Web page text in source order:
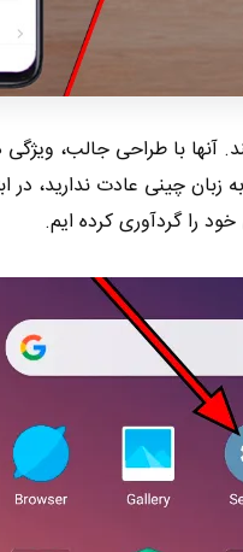
آنها با طراحی جالب،
زبان چینی عادت ندارید،
خود را گردآوری کرده ایم.